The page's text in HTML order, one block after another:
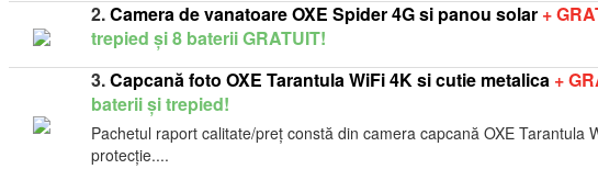
2.Camera de vanatoare OXE Spider 4G si panou solar +
trepied și 8 baterii GRATUIT!
3.Capcană foto OXE Tarantula WiFi 4K si cutie metalica +
baterii și trepied!
Pachetul raport calitate/preț constă din camera capcană OXE Tarantula
protecție....